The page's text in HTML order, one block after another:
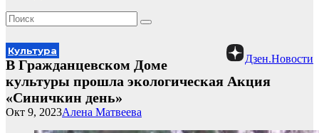
Дзен.Новости
Культура
В Гражданцевском Доме
культуры прошла экологическая Акция
«Синичкин день»
Алена Матвеева
Окт 9, 2023